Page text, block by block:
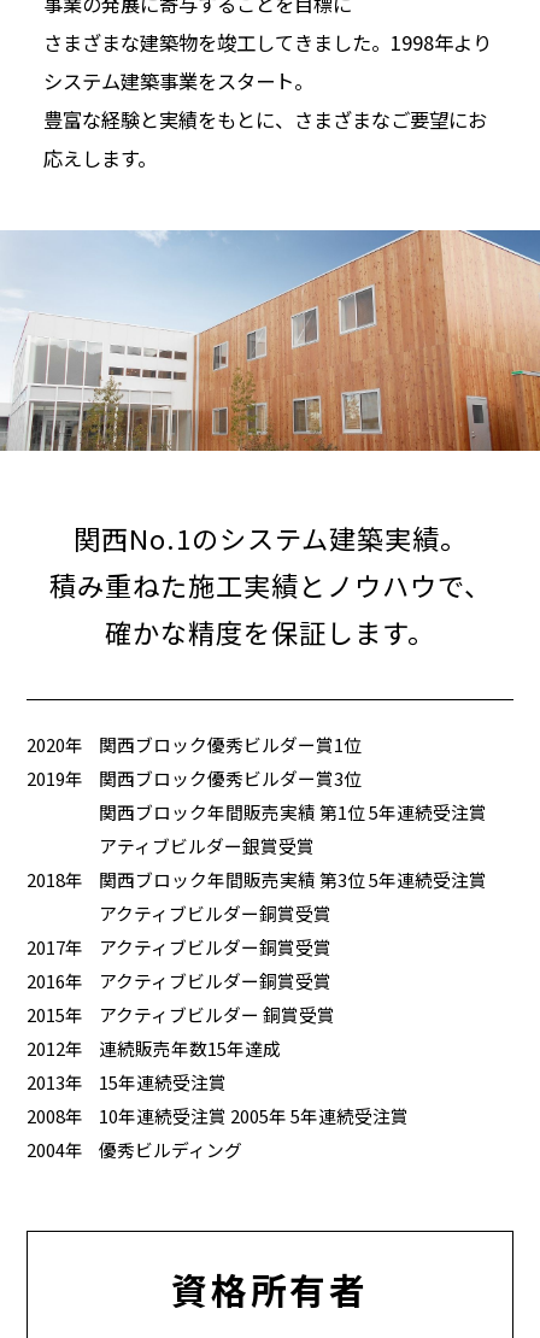
さまざまな建築物を竣工してきました。1998年より
システム建築事業をスタート。
豊富な経験と実績をもとに、さまざまなご要望にお
応えします。
関西No.1のシステム建築実績。
積み重ねた施工実績とノウハウで、
確かな精度を保証します。
2020年
関西ブロック優秀ビルダー賞1位
2019年
関西ブロック優秀ビルダー賞3位
関西ブロック年間販売実績 第1位 5年連続受注賞
アティブビルダー銀賞受賞
2018年
関西ブロック年間販売実績 第3位 5年連続受注賞
アクティブビルダー銅賞受賞
2017年
アクティブビルダー銅賞受賞
2016年
アクティブビルダー銅賞受賞
2015年
アクティブビルダー 銅賞受賞
2012年
連続販売年数15年達成
2013年
15年連続受注賞
2008年
10年連続受注賞 2005年 5年連続受注賞
2004年
優秀ビルディング
資格所有者